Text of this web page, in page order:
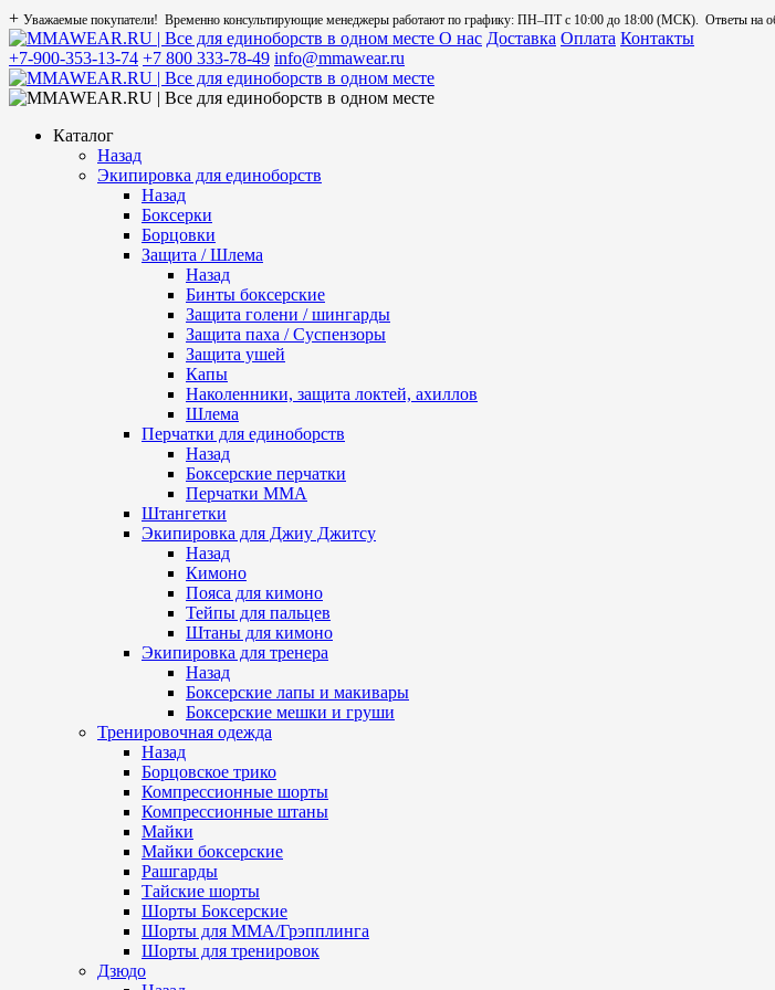
+ Уважаемые покупатели! Временно консультирующие менеджеры работают по графику: ПН–ПТ с 10:00 до 18:00 (МСК). Ответы на
О нас Доставка Оплата Контакты
+7-900-353-13-74 +7 800 333-78-49 info@mmawear.ru
Каталог
Назад
Экипировка для единоборств
Назад
Боксерки
Борцовки
Защита / Шлема
Назад
Бинты боксерские
Защита голени / шингарды
Защита паха / Суспензоры
Защита ушей
Капы
Наколенники, защита локтей, ахиллов
Шлема
Перчатки для единоборств
Назад
Боксерские перчатки
Перчатки ММА
Штангетки
Экипировка для Джиу Джитсу
Назад
Кимоно
Пояса для кимоно
Тейпы для пальцев
Штаны для кимоно
Экипировка для тренера
Назад
Боксерские лапы и макивары
Боксерские мешки и груши
Тренировочная одежда
Назад
Борцовское трико
Компрессионные шорты
Компрессионные штаны
Майки
Майки боксерские
Рашгарды
Тайские шорты
Шорты Боксерские
Шорты для ММА/Грэпплинга
Шорты для тренировок
Дзюдо